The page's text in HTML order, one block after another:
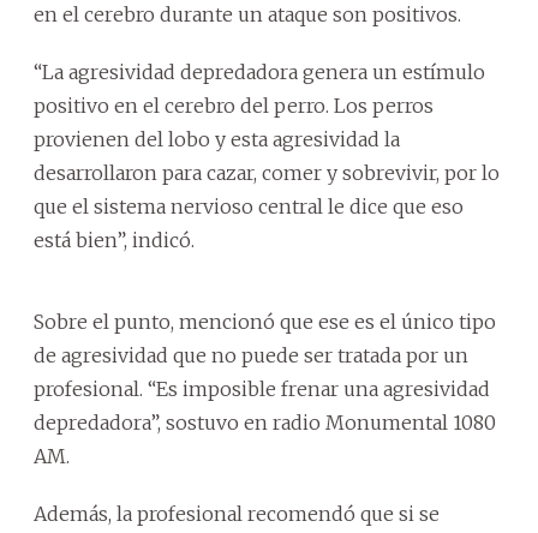
en el cerebro durante un ataque son positivos.
“La agresividad depredadora genera un estímulo
positivo en el cerebro del perro. Los perros
provienen del lobo y esta agresividad la
desarrollaron para cazar, comer y sobrevivir, por lo
que el sistema nervioso central le dice que eso
está bien”, indicó.
Sobre el punto, mencionó que ese es el único tipo
de agresividad que no puede ser tratada por un
profesional. “Es imposible frenar una agresividad
depredadora”, sostuvo en radio Monumental 1080
AM.
Además, la profesional recomendó que si se